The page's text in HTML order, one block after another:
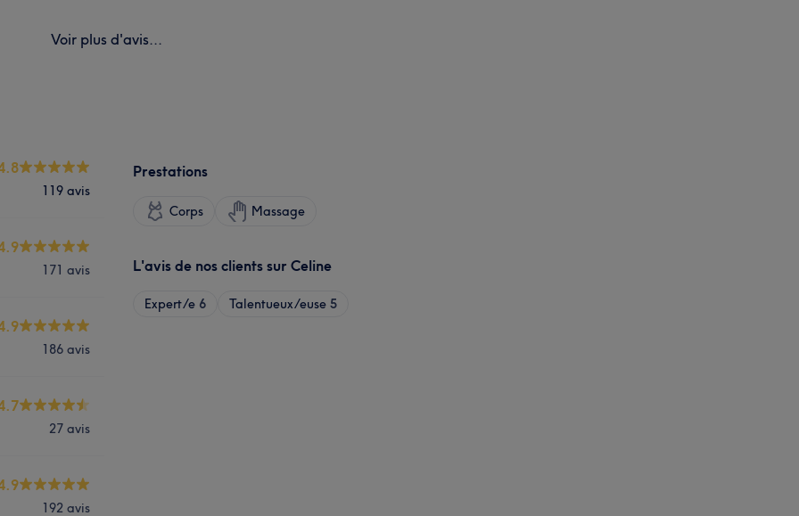
Voir plus d'avis...
119 avis
171 avis
186 avis
27 avis
192 avis
Prestations
Corps Massage
L'avis de nos clients sur Celine
Expert/e 6 Talentueux/euse 5